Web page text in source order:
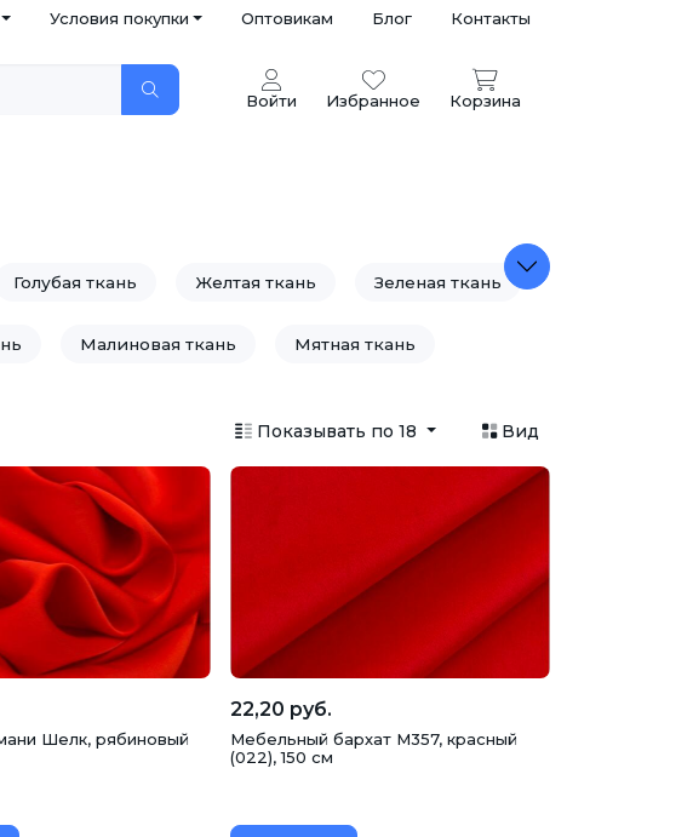
Условия покупки Оптовикам Блог Контакты
Войти Избранное Корзина
Голубая ткань Желтая ткань Зеленая ткань
Малиновая ткань Мятная ткань
Ткани марсала Фиолетовая ткань
Показывать по 18 Вид
Шелк, рябиновый
22,20 руб.
Мебельный бархат M357, красный
(022), 150 см